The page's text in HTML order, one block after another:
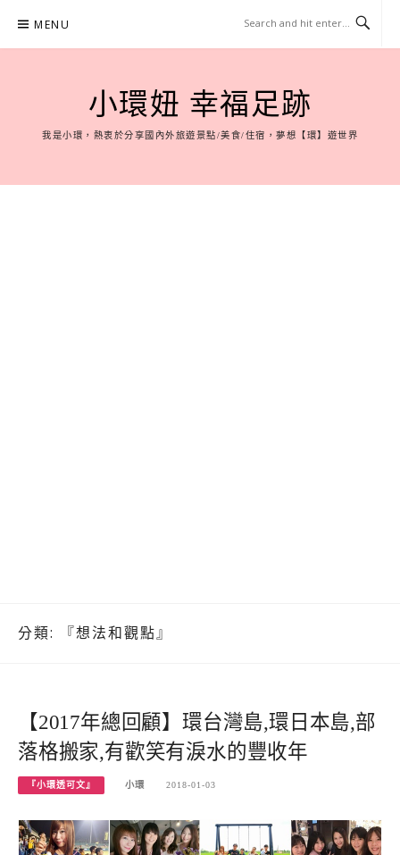
content
MENU
小環妞 幸福足跡
我是小環，熱衷於分享國內外旅遊景點/美食/住宿，夢想【環】遊世界
分類: 『想法和觀點』
【2017年總回顧】環台灣島,環日本島,部
落格搬家,有歡笑有淚水的豐收年
『小環透可文』 小環 2018-01-03